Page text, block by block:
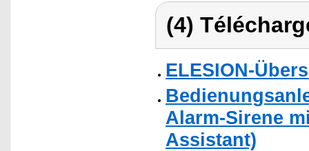
(4)
ELESION-
Alarm-Sirene
Assistant)